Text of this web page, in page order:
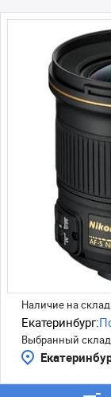
Наличие на
Екатеринбург:
Выбранный склад